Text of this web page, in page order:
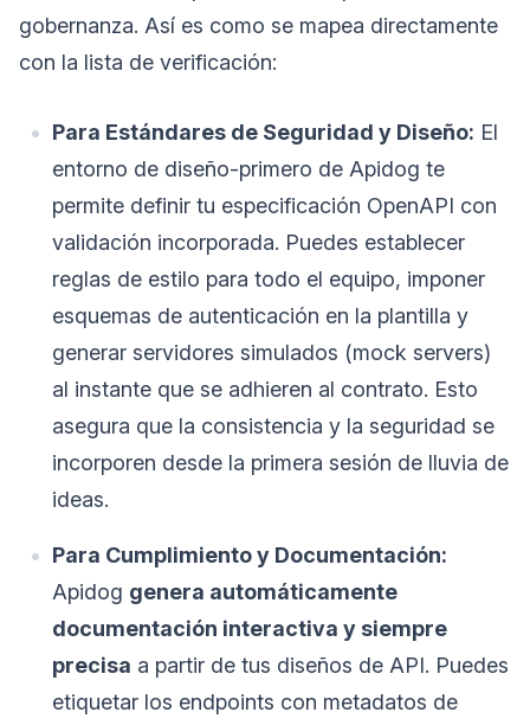
gobernanza. Así es como se mapea directamente
con la lista de verificación:
Para Estándares de Seguridad y Diseño: El
entorno de diseño-primero de Apidog te
permite definir tu especificación OpenAPI con
validación incorporada. Puedes establecer
reglas de estilo para todo el equipo, imponer
esquemas de autenticación en la plantilla y
generar servidores simulados (mock servers)
al instante que se adhieren al contrato. Esto
asegura que la consistencia y la seguridad se
incorporen desde la primera sesión de lluvia de
ideas.
Para Cumplimiento y Documentación:
Apidog genera automáticamente
documentación interactiva y siempre
precisa a partir de tus diseños de API. Puedes
etiquetar los endpoints con metadatos de